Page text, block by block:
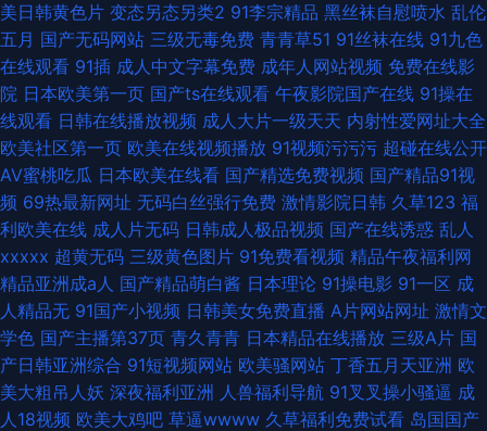
美日韩黄色片 变态另态另类2 91李宗精品 黑丝袜自慰喷水 乱伦
五月 国产无码网站 三级无毒免费 青青草51 91丝袜在线 91九色
在线观看 91插 成人中文字幕免费 成年人网站视频 免费在线影
院 日本欧美第一页 国产ts在线观看 午夜影院国产在线 91操在
线观看 日韩在线播放视频 成人大片一级天天 内射性爱网址大全
欧美社区第一页 欧美在线视频播放 91视频污污污 超碰在线公开
AV蜜桃吃瓜 日本欧美在线看 国产精选免费视频 国产精品91视
频 69热最新网址 无码白丝强行免费 激情影院日韩 久草123 福
利欧美在线 成人片无码 日韩成人极品视频 国产在线诱惑 乱人
xxxxx 超黄无码 三级黄色图片 91免费看视频 精品午夜福利网
精品亚洲成a人 国产精品萌白酱 日本理论 91操电影 91一区 成
人精品无 91国产小视频 日韩美女免费直播 A片网站网址 激情文
学色 国产主播第37页 青久青青 日本精品在线播放 三级A片 国
产日韩亚洲综合 91短视频网站 欧美骚网站 丁香五月天亚洲 欧
美大粗吊人妖 深夜福利亚洲 人兽福利导航 91叉叉操小骚逼 成
人18视频 欧美大鸡吧 草逼wwww 久草福利免费试看 岛国国产